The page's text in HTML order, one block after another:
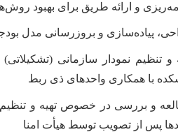
و ارائه طریق برای بهبود
پیاده‌سازی و بروزرسانی مدل
و تنظیم نمودار سازمانی
با همکاری واحدهای ذی ربط
و بررسی در خصوص تهیه و
پس از تصویب توسط هیأت امنا